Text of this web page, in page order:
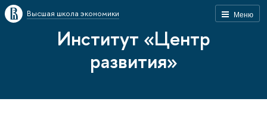
Меню
Высшая школа экономики
Институт «Центр
развития»